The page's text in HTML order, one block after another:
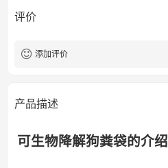
评价
添加评价
产品描述
可生物降解狗粪袋的介绍